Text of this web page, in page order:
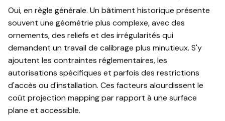
Oui, en règle générale. Un bâtiment historique présente
souvent une géométrie plus complexe, avec des
ornements, des reliefs et des irrégularités qui
demandent un travail de calibrage plus minutieux. S'y
ajoutent les contraintes réglementaires, les
autorisations spécifiques et parfois des restrictions
d'accès ou d'installation. Ces facteurs alourdissent le
coût projection mapping par rapport à une surface
plane et accessible.